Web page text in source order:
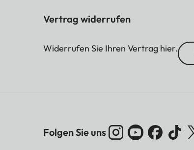
Vertrag widerrufen
Widerrufen Sie Ihren Vertrag hier.
Folgen Sie uns